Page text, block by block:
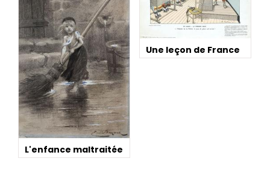
Une leçon de France
L'enfance maltraitée